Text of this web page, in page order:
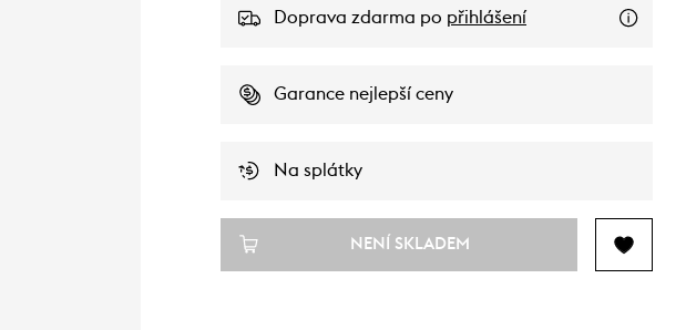
Doprava zdarma po přihlášení
Garance nejlepší ceny
Na splátky
NENÍ SKLADEM